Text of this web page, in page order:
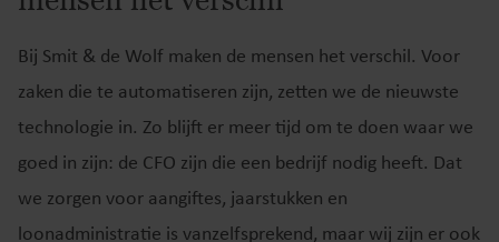
Bij Smit & de Wolf maken de mensen het verschil. Voor
zaken die te automatiseren zijn, zetten we de nieuwste
technologie in. Zo blijft er meer tijd om te doen waar we
goed in zijn: de CFO zijn die een bedrijf nodig heeft. Dat
we zorgen voor aangiftes, jaarstukken en
loonadministratie is vanzelfsprekend, maar wij zijn er ook